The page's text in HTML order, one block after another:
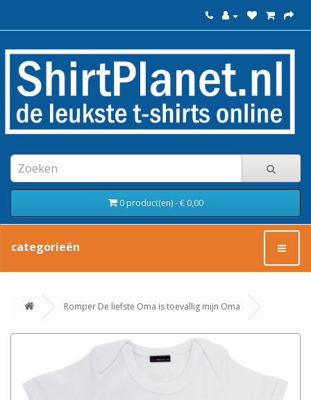
0 product(en) - € 0,00
categorieën
Romper De liefste Oma is toevallig mijn Oma